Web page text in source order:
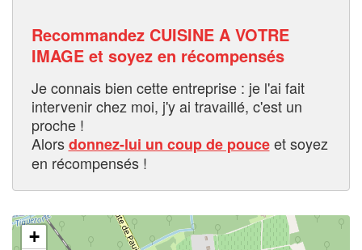
Recommandez CUISINE A VOTRE
IMAGE et soyez en récompensés
Je connais bien cette entreprise : je l'ai fait
intervenir chez moi, j'y ai travaillé, c'est un
proche !
Alorsdonnez-lui un coup de pouceet soyez
en récompensés !
+